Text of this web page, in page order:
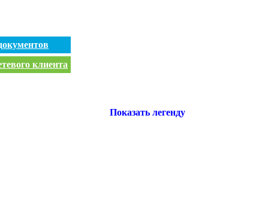
клиента
Показать легенду